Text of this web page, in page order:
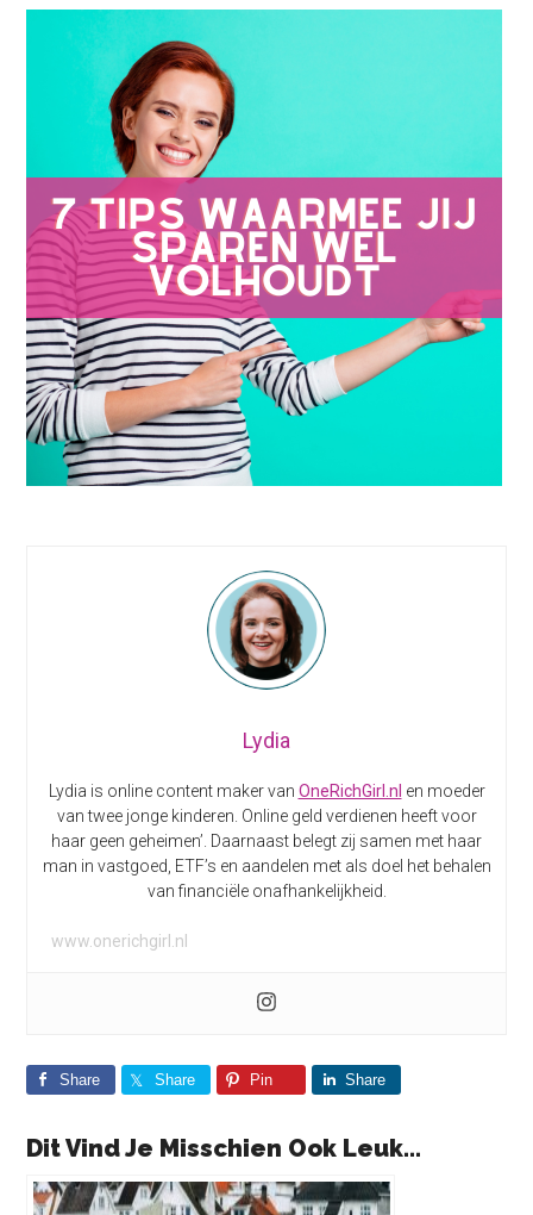
Lydia
Lydia is online content maker van OneRichGirl.nl en moeder
van twee jonge kinderen. Online geld verdienen heeft voor
haar geen geheimen’. Daarnaast belegt zij samen met haar
man in vastgoed, ETF’s en aandelen met als doel het behalen
van financiële onafhankelijkheid.
www.onerichgirl.nl
Share Share Pin Share
Dit Vind Je Misschien Ook Leuk...